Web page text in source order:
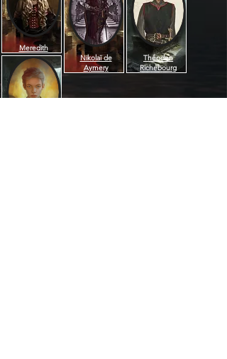
Meredith
Nikolaï de
Aymery
Théoden
Richebourg